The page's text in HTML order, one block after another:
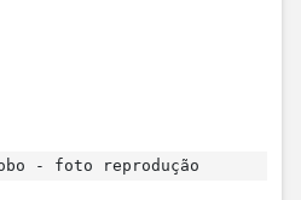
- foto reprodução